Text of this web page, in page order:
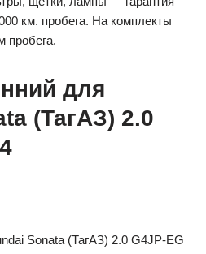
км. пробега. На комплекты
пробега.
для
(ТагАЗ) 2.0
Sonata (ТагАЗ) 2.0 G4JP-EG